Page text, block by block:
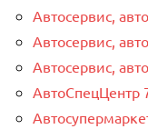
Автосервис,
Автосервис,
Автосервис,
АвтоСпецЦентр